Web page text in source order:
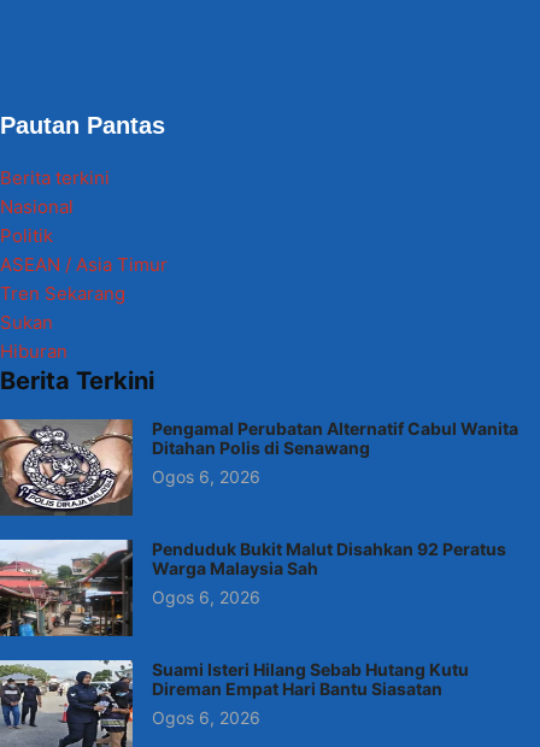
Pautan Pantas
Berita terkini
Nasional
Politik
ASEAN / Asia Timur
Tren Sekarang
Sukan
Hiburan
Berita Terkini
Pengamal Perubatan Alternatif Cabul Wanita
Ditahan Polis di Senawang
Ogos 6, 2026
Penduduk Bukit Malut Disahkan 92 Peratus
Warga Malaysia Sah
Ogos 6, 2026
Suami Isteri Hilang Sebab Hutang Kutu
Direman Empat Hari Bantu Siasatan
Ogos 6, 2026